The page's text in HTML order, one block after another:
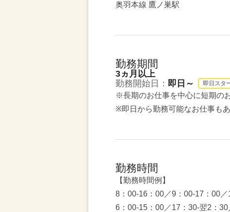
奥羽本線 鷹ノ巣駅
勤務期間
3ヵ月以上
勤務開始日： 即日～ 即日スタ
※長期のお仕事を中心に短期の
※即日から勤務可能なお仕事もあ
勤務時間
【勤務時間例】
8：00-16：00／9：00-17：00
6：00-15：00／17：30-翌2：30